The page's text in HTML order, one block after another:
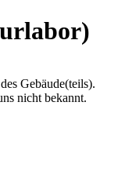
Gebäude(teils).
nicht bekannt.